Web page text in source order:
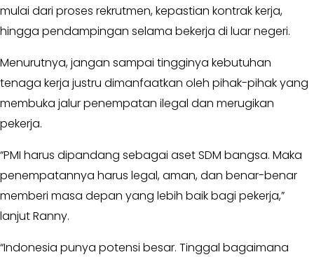
mulai dari proses rekrutmen, kepastian kontrak kerja,
hingga pendampingan selama bekerja di luar negeri.
Menurutnya, jangan sampai tingginya kebutuhan
tenaga kerja justru dimanfaatkan oleh pihak-pihak yang
membuka jalur penempatan ilegal dan merugikan
pekerja.
“PMI harus dipandang sebagai aset SDM bangsa. Maka
penempatannya harus legal, aman, dan benar-benar
memberi masa depan yang lebih baik bagi pekerja,”
lanjut Ranny.
“Indonesia punya potensi besar. Tinggal bagaimana